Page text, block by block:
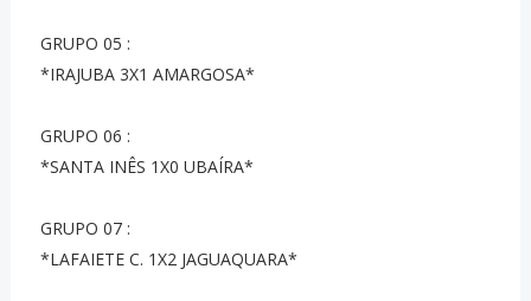
GRUPO 05 :
*IRAJUBA 3X1 AMARGOSA*
GRUPO 06 :
*SANTA INÊS 1X0 UBAÍRA*
GRUPO 07 :
*LAFAIETE C. 1X2 JAGUAQUARA*